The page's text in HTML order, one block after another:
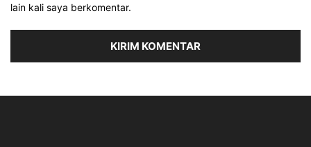
lain kali saya berkomentar.